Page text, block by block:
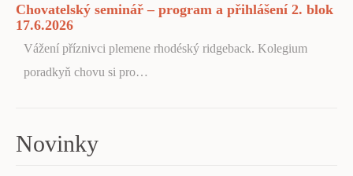
Chovatelský seminář – program a přihlášení 2. blok
17.6.2026
Vážení příznivci plemene rhodéský ridgeback. Kolegium
poradkyň chovu si pro…
Novinky